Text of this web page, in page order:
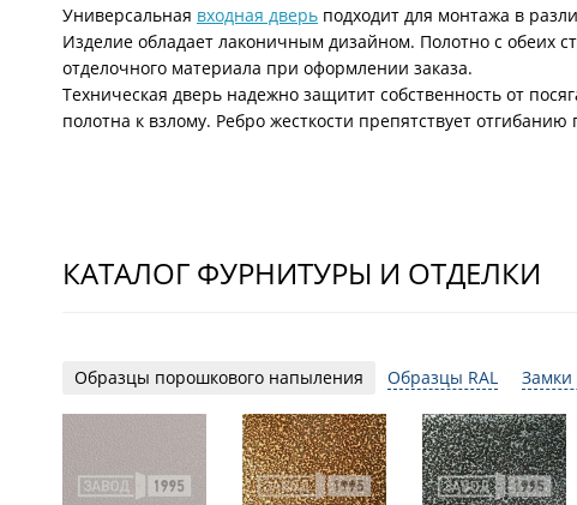
Универсальная входная дверь подходит для монтажа в
Изделие обладает лаконичным дизайном. Полотно с
отделочного материала при оформлении заказа.
Техническая дверь надежно защитит собственность от
полотна к взлому. Ребро жесткости препятствует отгибанию
КАТАЛОГ ФУРНИТУРЫ И ОТДЕЛКИ
Образцы порошкового напыления Образцы RAL Замки